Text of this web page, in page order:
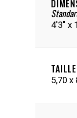
4'3" x
5,70 x